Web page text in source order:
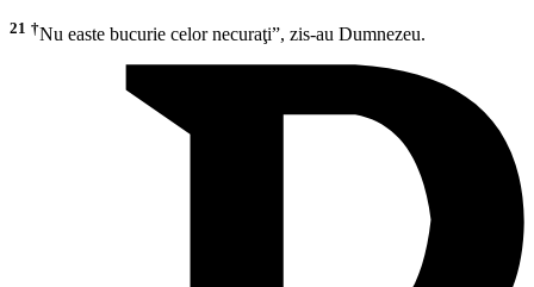
21 †Nu easte bucurie celor necuraţi”, zis-au Dumnezeu.